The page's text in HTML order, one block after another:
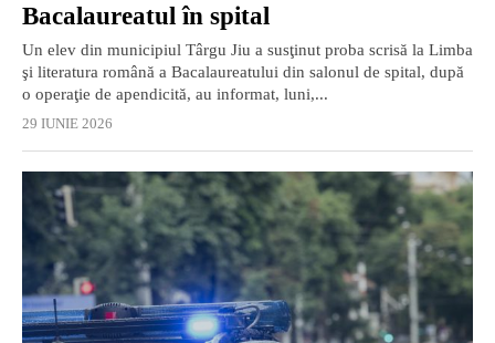
Bacalaureatul în spital
Un elev din municipiul Târgu Jiu a susţinut proba scrisă la Limba
şi literatura română a Bacalaureatului din salonul de spital, după
o operaţie de apendicită, au informat, luni,...
29 IUNIE 2026